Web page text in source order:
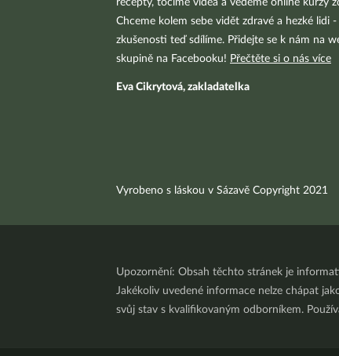
recepty, točíme videa a vedeme online kurzy
Chceme kolem sebe vidět zdravé a hezké lidi
zkušenosti teď sdílíme. Přidejte se k nám na
skupině na Facebooku! Přečtěte si o nás více
Eva Cikrytová, zakladatelka
Vyrobeno s láskou v Sázavě Copyright 2021
Upozornění: Obsah těchto stránek je
Jakékoliv uvedené informace nelze chápat
svůj stav s kvalifikovaným odborníkem.